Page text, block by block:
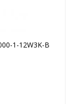
1-12W3K-B